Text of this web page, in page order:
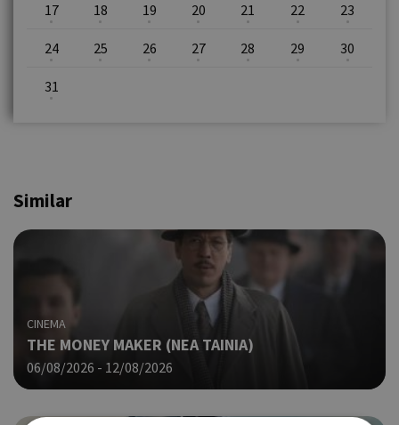
17 18 19 20 21 22 23
24 25 26 27 28 29 30
31
Similar
CINEMA
THE MONEY MAKER (ΝΕΑ ΤΑΙΝΙΑ)
06/08/2026 - 12/08/2026